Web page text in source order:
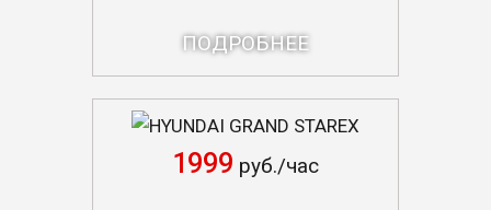
ПОДРОБНЕЕ
HYUNDAI GRAND STAREX
1999 руб./час